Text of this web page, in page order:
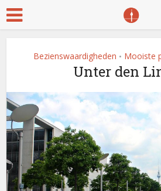
Bezienswaardigheden • Mooiste
Unter den